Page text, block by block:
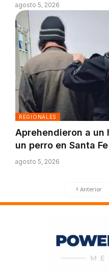
agosto 5, 2026
REGIONALES
Aprehendieron a un
un perro en Santa Fe
agosto 5, 2026
Anterior